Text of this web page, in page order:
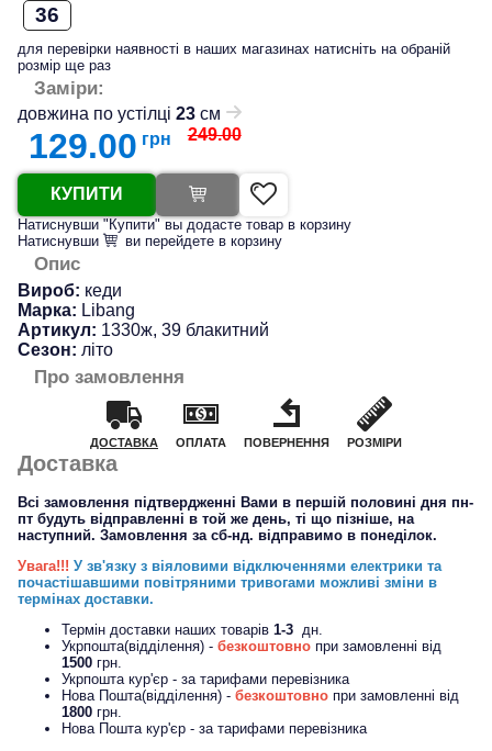
36
для перевірки наявності в наших магазинах натисніть на обраній
розмір ще раз
Заміри:
довжина по устілці 23см
129.00 грн 249.00
КУПИТИ
Натиснувши "Купити" вы додасте товар в корзину
Натиснувши
ви перейдете в корзину
Опис
Вироб: кеди
Марка: Libang
Артикул: 1330ж, 39 блакитний
Сезон: літо
Про замовлення
ДОСТАВКА ОПЛАТА ПОВЕРНЕННЯ РОЗМІРИ
Доставка
Всі замовлення підтвердженні Вами в першій половині дня пн-
пт будуть відправленні в той же день, ті що пізніше, на
наступний. Замовлення за сб-нд. відправимо в понеділок.
Увага!!! У зв'язку з віяловими відключеннями електрики та
почастішавшими повітряними тривогами можливі зміни в
термінах доставки.
Термін доставки наших товарів 1-3 дн.
Укрпошта(відділення) - безкоштовно при замовленні від
1500грн.
Укрпошта кур'єр - за тарифами перевізника
Нова Пошта(відділення) - безкоштовнопри замовленні від
1800грн.
Нова Пошта кур'єр - за тарифами перевізника